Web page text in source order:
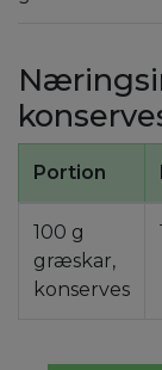
Portion
100 g
græskar,
konserves